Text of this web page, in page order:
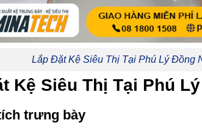
Lắp Đặt Kệ Siêu Thị Tại Phú Lý Đồng
Kệ Siêu Thị Tại Phú
trưng bày